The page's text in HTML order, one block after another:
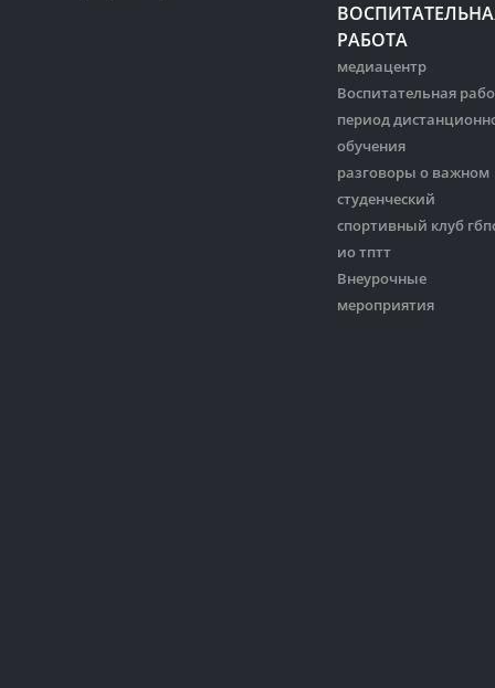
РАБОТА
медиацентр
Воспитательная
период
обучения
разговоры о важном
студенческий
спортивный клуб
ио тптт
Внеурочные
мероприятия